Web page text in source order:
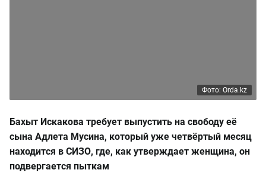
Фото: Orda.kz
Бахыт Искакова требует выпустить на свободу её
сына Адлета Мусина, который уже четвёртый месяц
находится в СИЗО, где, как утверждает женщина, он
подвергается пыткам